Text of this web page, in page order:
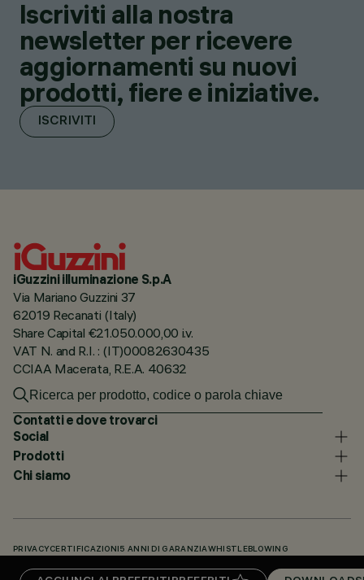
Iscriviti alla nostra
newsletter per ricevere
aggiornamenti su nuovi
prodotti, fiere e iniziative.
ISCRIVITI
iGuzzini illuminazione S.p.A
Via Mariano Guzzini 37
62019 Recanati (Italy)
Share Capital €21.050.000,00 i.v.
VAT N. and R.I. : (IT)00082630435
CCIAA Macerata, R.E.A. 40632
Contatti e dove trovarci
Social
Prodotti
Chi siamo
PRIVACY CERTIFICAZIONI 5 ANNI DI GARANZIAWHISTLEBLOWING